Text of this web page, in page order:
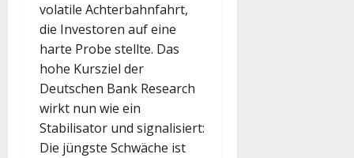
volatile Achterbahnfahrt,
die Investoren auf eine
harte Probe stellte. Das
hohe Kursziel der
Deutschen Bank Research
wirkt nun wie ein
Stabilisator und signalisiert:
Die jüngste Schwäche ist